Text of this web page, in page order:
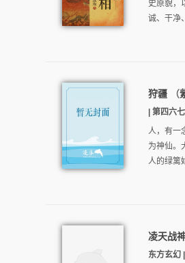
史原貌，
诚、干净
狩疆 （
| 第四六
人，有一
为神仙。
人的绿篱
凌天战
东方玄幻